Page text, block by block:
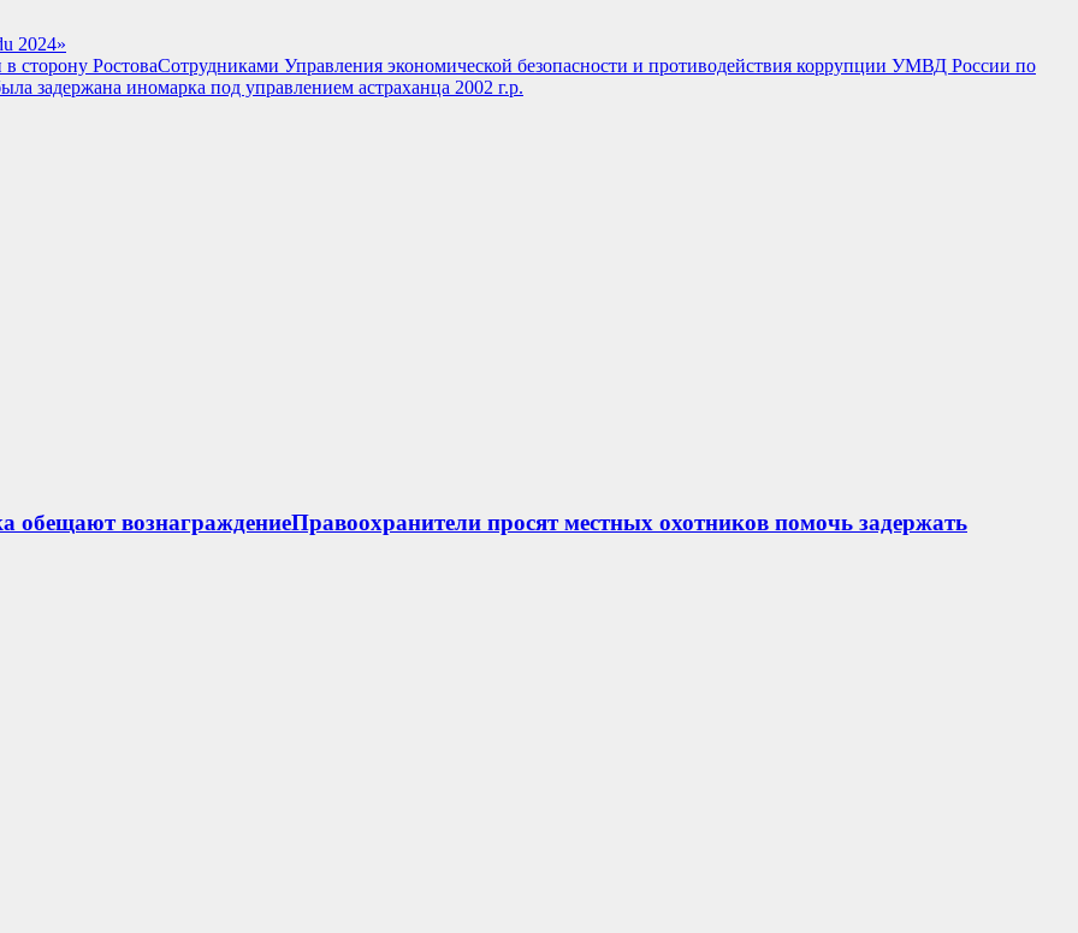
2024»
в сторону РостоваСотрудниками Управления экономической безопасности и противодействия коррупции УМВД России по
задержана иномарка под управлением астраханца 2002 г.р.
вознаграждениеПравоохранители просят местных охотников помочь задержать